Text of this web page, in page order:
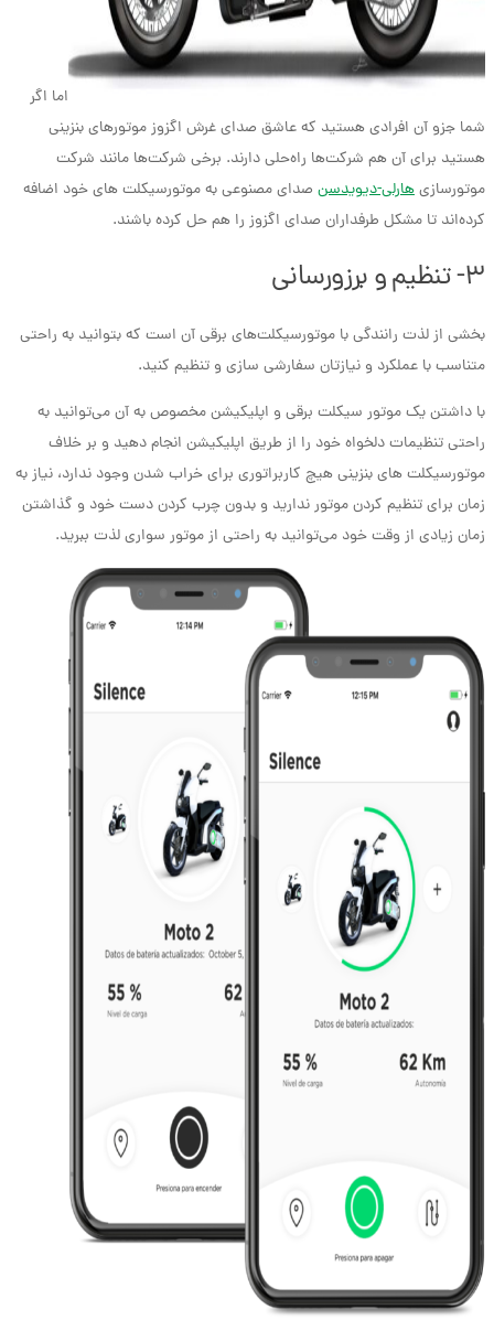
اما اگر
شما جزو آن افرادی هستید که عاشق صدای غرش اگزوز موتورهای بنزینی
هستید برای آن هم شرکت‌ها راه‌حلی دارند. برخی شرکت‌ها مانند شرکت
موتورسازیهارلی-دیویدسن صدای مصنوعی به موتورسیکلت های خود اضافه
کرده‌اند تا مشکل طرفداران صدای اگزوز را هم حل کرده باشند.
۳- تنظیم و برزورسانی
بخشی از لذت رانندگی با موتورسیکلت‌های برقی آن است که بتوانید به راحتی
متناسب با عملکرد و نیازتان سفارشی سازی و تنظیم کنید.
با داشتن یک موتور سیکلت برقی و اپلیکیشن مخصوص به آن می‌توانید به
راحتی تنظیمات دلخواه خود را از طریق اپلیکیشن انجام دهید و بر خلاف
موتورسیکلت های بنزینی هیچ کاربراتوری برای خراب شدن وجود ندارد، نیاز به
زمان برای تنظیم کردن موتور ندارید و بدون چرب کردن دست خود و گذاشتن
زمان زیادی از وقت خود می‌توانید به راحتی از موتور سواری لذت ببرید.